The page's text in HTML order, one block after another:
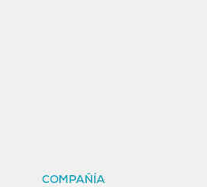
COMPAÑÍA